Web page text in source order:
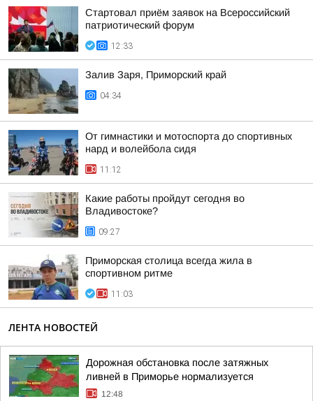
Стартовал приём заявок на Всероссийский
патриотический форум
12:33
Залив Заря, Приморский край
04:34
От гимнастики и мотоспорта до спортивных
нард и волейбола сидя
11:12
Какие работы пройдут сегодня во
Владивостоке?
09:27
Приморская столица всегда жила в
спортивном ритме
11:03
ЛЕНТА НОВОСТЕЙ
Дорожная обстановка после затяжных
ливней в Приморье нормализуется
12:48